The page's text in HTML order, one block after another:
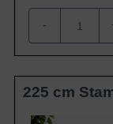
-
225 cm